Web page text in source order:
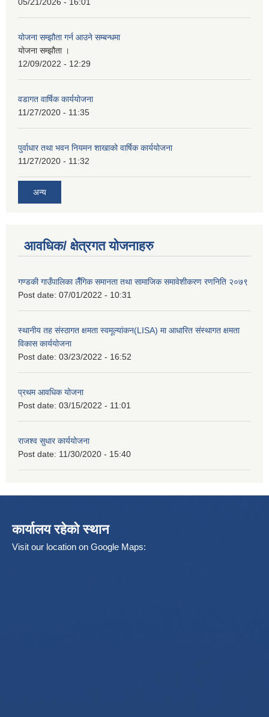
05/21/2026 - 16:01
योजना सम्झौता गर्न आउने सम्बन्धमा
योजना सम्झौता ।
12/09/2022 - 12:29
वडागत वार्षिक कार्ययोजना
11/27/2020 - 11:35
पुर्वाधार तथा भवन नियमन शाखाको वार्षिक कार्ययोजना
11/27/2020 - 11:32
अन्य
आवधिक/ क्षेत्रगत योजनाहरु
गण्डकी गाउँपालिका लैँगिक समानता तथा सामाजिक समावेशीकरण रणनिति २०७९
Post date: 07/01/2022 - 10:31
स्थानीय तह संस्ठागत क्षमता स्वमूल्यांकन(LISA) मा आधारित संस्थागत क्षमता
विकास कार्ययोजना
Post date: 03/23/2022 - 16:52
प्रथम आवधिक योजना
Post date: 03/15/2022 - 11:01
राजश्व सुधार कार्ययोजना
Post date: 11/30/2020 - 15:40
कार्यालय रहेको स्थान
Visit our location on Google Maps: